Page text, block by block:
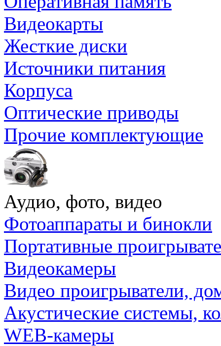
Видеокарты
Жесткие диски
Источники питания
Корпуса
Оптические приводы
Прочие комплектующие
Аудио, фото, видео
Фотоаппараты и бинокли
Портативные
Видеокамеры
Видео проигрыватели,
Акустические системы,
WEB-камеры